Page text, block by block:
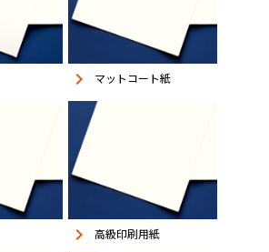
keyboard_arrow_right マットコート紙
keyboard_arrow_right 高級印刷用紙